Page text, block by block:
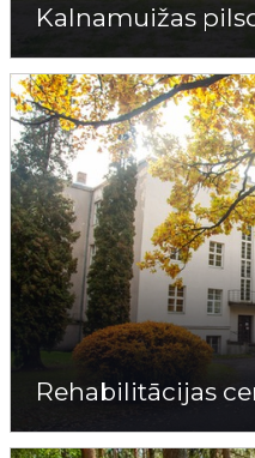
Kalnamuižas
Rehabilitācijas